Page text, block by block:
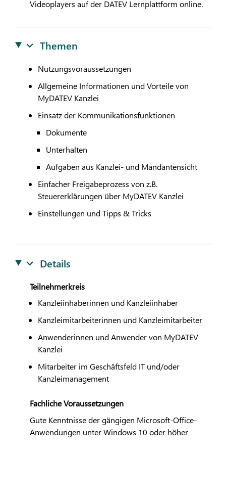
Videoplayers auf der DATEVLernplattform online.
Themen
Nutzungsvoraussetzungen
Allgemeine Informationen und Vorteile von
MyDATEVKanzlei
Einsatz der Kommunikationsfunktionen
Dokumente
Unterhalten
Aufgaben aus Kanzlei- und Mandantensicht
Einfacher Freigabeprozess von z.B.
Steuererklärungen über MyDATEVKanzlei
Einstellungen und Tipps & Tricks
Details
Teilnehmerkreis
Kanzleiinhaberinnen und Kanzleiinhaber
Kanzleimitarbeiterinnen und Kanzleimitarbeiter
Anwenderinnen und Anwender von MyDATEV
Kanzlei
Mitarbeiter im Geschäftsfeld IT und/oder
Kanzleimanagement
Fachliche Voraussetzungen
Gute Kenntnisse der gängigen Microsoft-Office-
Anwendungen unter Windows 10 oder höher